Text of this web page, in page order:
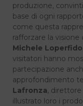
produzione,
base di ogni
come questa
rafforzare la
Michele Loperfido
visitatori hanno
partecipazione
approfondimento
Lafronza,
illustrato loro i